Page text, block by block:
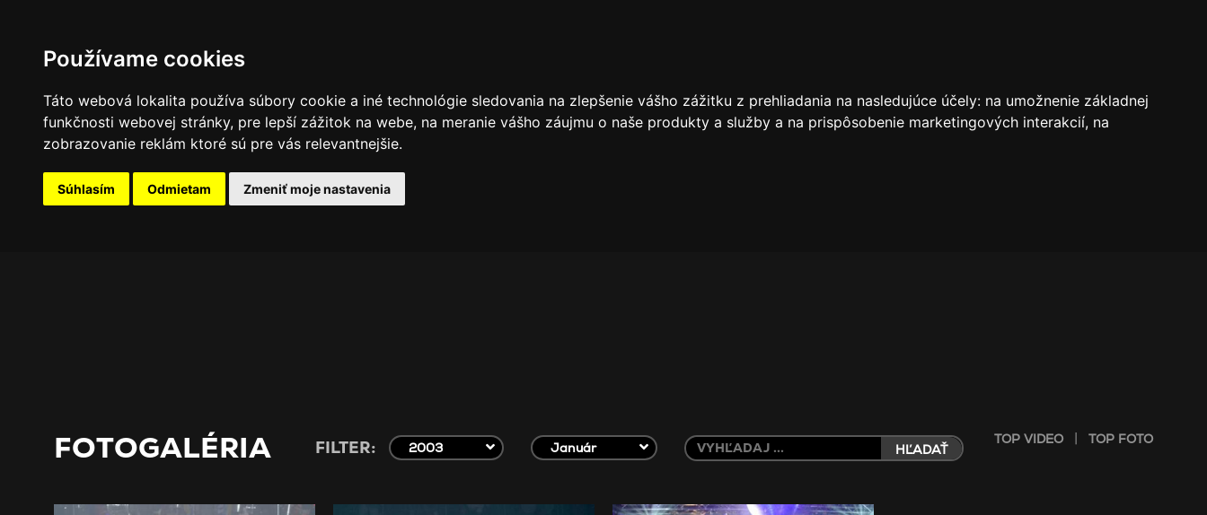
Používame cookies
Táto webová lokalita používa súbory cookie a iné technológie sledovania na zlepšenie vášho zážitku z prehliadania na nasledujúce účely: na umožnenie základnej
funkčnosti webovej stránky, pre lepší zážitok na webe, na meranie vášho záujmu o naše produkty a služby a na prispôsobenie marketingových interakcií, na
zobrazovanie reklám ktoré sú pre vás relevantnejšie.
Súhlasím Odmietam Zmeniť moje nastavenia
FOTOGALÉRIA TOP VIDEO | TOP FOTO
FILTER: 2003 Január HĽADAŤ